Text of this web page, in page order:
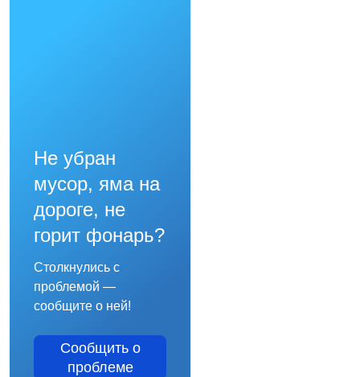
Не убран
мусор, яма на
дороге, не
горит фонарь?
Столкнулись с
проблемой —
сообщите о ней!
Сообщить о
проблеме